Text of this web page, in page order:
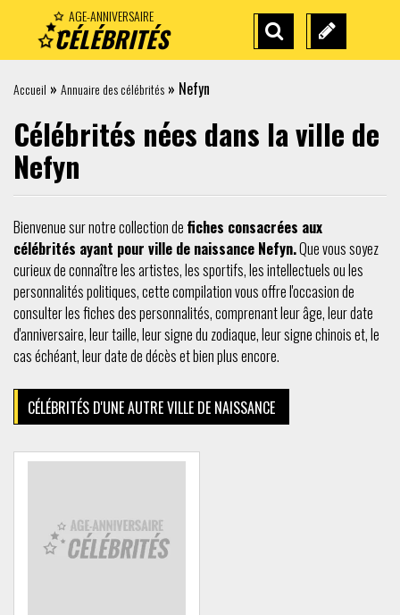
AGE-ANNIVERSAIRE
CÉLÉBRITÉS
RECHERCHE SUGGÉREZ
Accueil » Annuaire des célébrités » Nefyn
Célébrités nées dans la ville de
Nefyn
Bienvenue sur notre collection de fiches consacrées aux
célébrités ayant pour ville de naissance Nefyn.Que vous soyez
curieux de connaître les artistes, les sportifs, les intellectuels ou les
personnalités politiques, cette compilation vous offre l'occasion de
consulter les fiches des personnalités, comprenant leur âge, leur date
d'anniversaire, leur taille, leur signe du zodiaque, leur signe chinois et, le
cas échéant, leur date de décès et bien plus encore.
CÉLÉBRITÉS D'UNE AUTRE VILLE DE NAISSANCE